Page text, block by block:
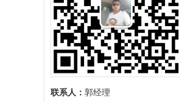
联系人： 郭经理